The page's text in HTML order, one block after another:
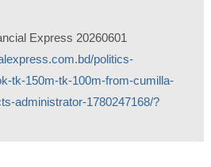
Express 20260601
politics-
tk-150m-tk-100m-from-cumilla-
administrator-1780247168/?